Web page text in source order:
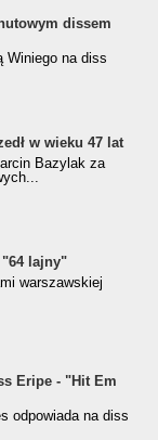
dissem
Winiego na diss
w wieku 47 lat
Bazylak za
"64 lajny"
warszawskiej
Eripe - "Hit Em
odpowiada na diss